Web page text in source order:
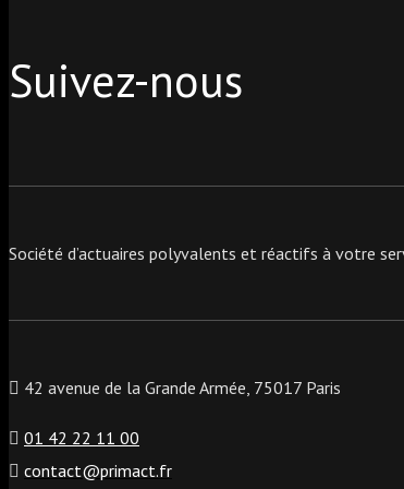
Suivez-nous
Société d’actuaires polyvalents et réactifs à votre
42 avenue de la Grande Armée, 75017 Paris
01 42 22 11 00
contact@primact.fr